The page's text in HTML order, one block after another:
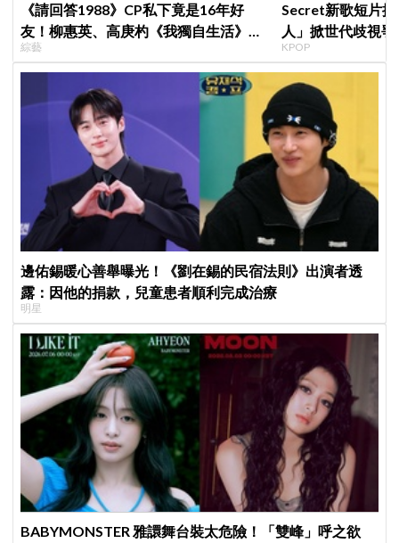
《請回答1988》CP私下竟是16年好
友！柳惠英、高庚杓《我獨自生活》預
告公開，暖心互動掀回憶殺
綜藝
Secret新歌短片
人」掀世代歧視
舒服
KPOP
邊佑錫暖心善舉曝光！《劉在錫的民宿法則》出演者透
露：因他的捐款，兒童患者順利完成治療
明星
BABYMONSTER 雅譞舞台裝太危險！「雙峰」呼之欲